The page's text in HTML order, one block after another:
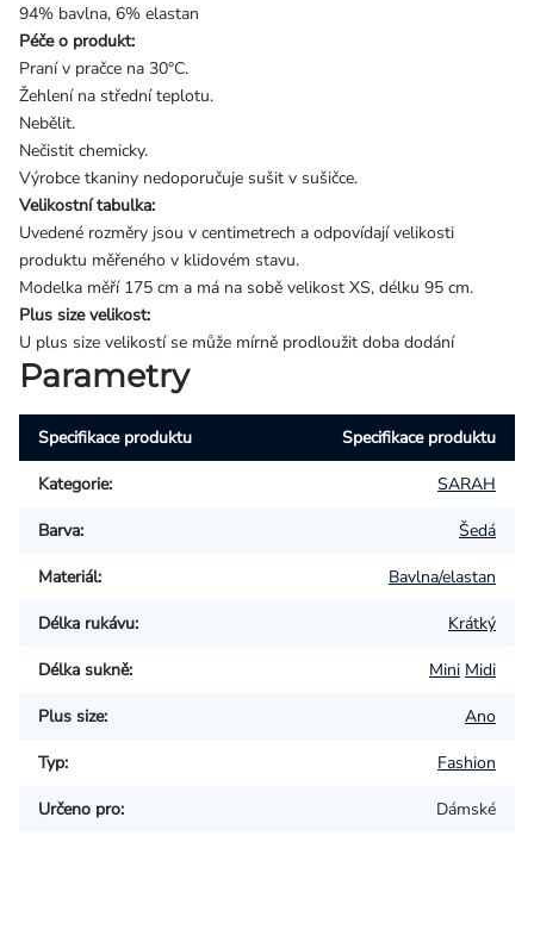
94% bavlna, 6% elastan
Péče o produkt:
Praní v pračce na 30°C.
Žehlení na střední teplotu.
Nebělit.
Nečistit chemicky.
Výrobce tkaniny nedoporučuje sušit v sušičce.
Velikostní tabulka:
Uvedené rozměry jsou v centimetrech a odpovídají velikosti
produktu měřeného v klidovém stavu.
Modelka měří 175 cm a má na sobě velikost XS, délku 95 cm.
Plus size velikost:
U plus size velikostí se může mírně prodloužit doba dodání
Parametry
Specifikace produktu Specifikace produktu
Kategorie: SARAH
Barva: Šedá
Materiál: Bavlna/elastan
Délka rukávu: Krátký
Délka sukně: Mini Midi
Plus size: Ano
Typ: Fashion
Určeno pro: Dámské